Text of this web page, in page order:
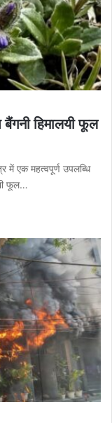
हिमालयी फूल
में एक महत्वपूर्ण उपलब्धि
फूल…